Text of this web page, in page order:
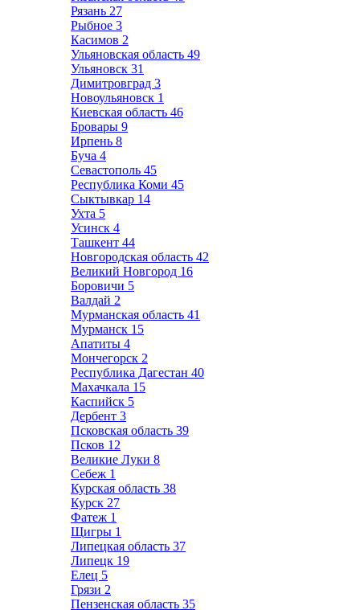
Рязань 27
Рыбное 3
Касимов 2
Ульяновская область 49
Ульяновск 31
Димитровград 3
Новоульяновск 1
Киевская область 46
Бровары 9
Ирпень 8
Буча 4
Севастополь 45
Республика Коми 45
Сыктывкар 14
Ухта 5
Усинск 4
Ташкент 44
Новгородская область 42
Великий Новгород 16
Боровичи 5
Валдай 2
Мурманская область 41
Мурманск 15
Апатиты 4
Мончегорск 2
Республика Дагестан 40
Махачкала 15
Каспийск 5
Дербент 3
Псковская область 39
Псков 12
Великие Луки 8
Себеж 1
Курская область 38
Курск 27
Фатеж 1
Щигры 1
Липецкая область 37
Липецк 19
Елец 5
Грязи 2
Пензенская область 35